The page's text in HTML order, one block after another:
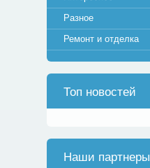
Разное
Ремонт и отделка
Топ новостей
Наши партнеры